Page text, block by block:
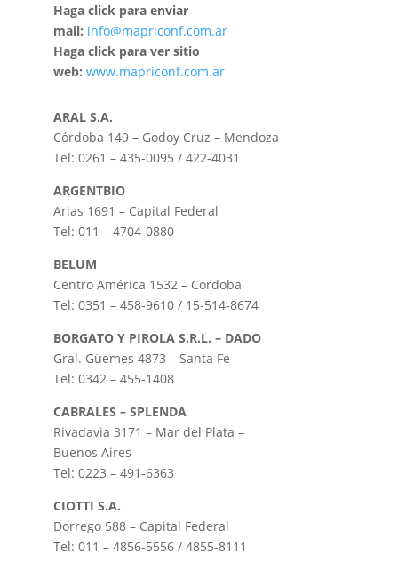
Haga click para enviar
mail: info@mapriconf.com.ar
Haga click para ver sitio
web: www.mapriconf.com.ar
ARAL S.A.
Córdoba 149 – Godoy Cruz – Mendoza
Tel: 0261 – 435-0095 / 422-4031
ARGENTBIO
Arias 1691 – Capital Federal
Tel: 011 – 4704-0880
BELUM
Centro América 1532 – Cordoba
Tel: 0351 – 458-9610 / 15-514-8674
BORGATO Y PIROLA S.R.L. – DADO
Gral. Güemes 4873 – Santa Fe
Tel: 0342 – 455-1408
CABRALES – SPLENDA
Rivadavia 3171 – Mar del Plata –
Buenos Aires
Tel: 0223 – 491-6363
CIOTTI S.A.
Dorrego 588 – Capital Federal
Tel: 011 – 4856-5556 / 4855-8111